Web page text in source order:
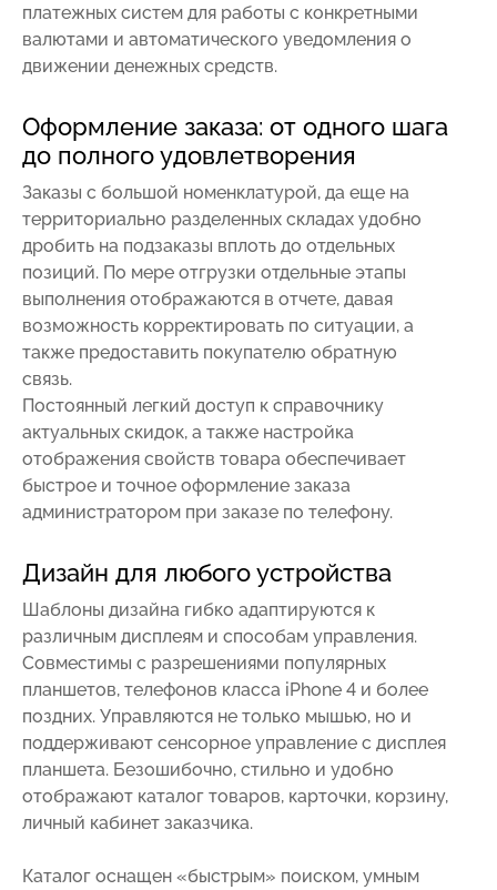
платежных систем для работы с конкретными
валютами и автоматического уведомления о
движении денежных средств.
Оформление заказа: от одного шага
до полного удовлетворения
Заказы с большой номенклатурой, да еще на
территориально разделенных складах удобно
дробить на подзаказы вплоть до отдельных
позиций. По мере отгрузки отдельные этапы
выполнения отображаются в отчете, давая
возможность корректировать по ситуации, а
также предоставить покупателю обратную
связь.
Постоянный легкий доступ к справочнику
актуальных скидок, а также настройка
отображения свойств товара обеспечивает
быстрое и точное оформление заказа
администратором при заказе по телефону.
Дизайн для любого устройства
Шаблоны дизайна гибко адаптируются к
различным дисплеям и способам управления.
Совместимы с разрешениями популярных
планшетов, телефонов класса iPhone 4 и более
поздних. Управляются не только мышью, но и
поддерживают сенсорное управление с дисплея
планшета. Безошибочно, стильно и удобно
отображают каталог товаров, карточки, корзину,
личный кабинет заказчика.
Каталог оснащен «быстрым» поиском, умным